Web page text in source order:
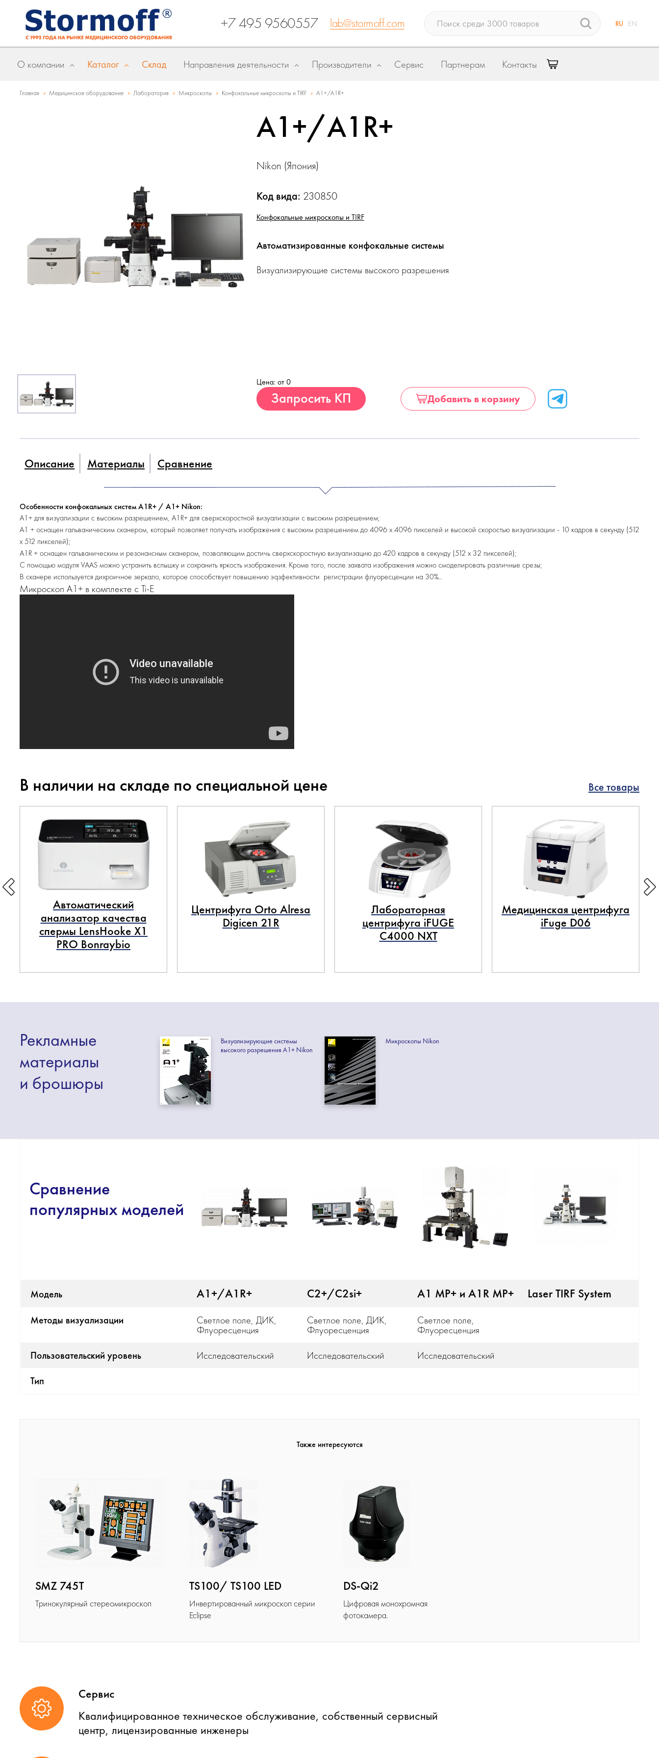
+7 495 9560557 lab@stormoff.com RU EN
О компании Каталог Склад Направления деятельности Производители Сервис Партнерам Контакты
Главная » Медицинское оборудование » Лаборатория » Микроскопы » Конфокальные микроскопы и TIRF » A1+/A1R+
A1+/A1R+
Nikon (Япония)
Код вида: 230850
Конфокальные микроскопы и TIRF
Автоматизированные конфокальные системы
Визуализирующие системы высокого разрешения
Цена: от 0
Запросить КП Добавить в корзину
Описание Материалы Сравнение
Особенности конфокальных систем A1R+ / A1+ Nikon:
A1+ для визуализации с высоким разрешением, A1R+ для сверхскоростной визуализации с высоким разрешением;
A1 + оснащен гальваническим сканером, который позволяет получать изображения с высоким разрешением до 4096 х 4096 пикселей и высокой скоростью визуализации - 10 кадров в секунду (512
х 512 пикселей);
A1R + оснащен гальваническим и резонансным сканером, позволяющим достичь сверхскоростную визуализацию до 420 кадров в секунду (512 х 32 пикселей);
С помощью модуля VAAS можно устранить вспышку и сохранить яркость изображения. Кроме того, после захвата изображения можно смоделировать различные срезы;
В сканере используется дихроичное зеркало, которое способствует повышению эqзфективности регистрации флуоресценции на 30%..
Микроскоп A1+ в комплекте с Ti-Е
В наличии на складе по специальной цене Все товары
Автоматический
анализатор качества
спермы LensHooke X1
PRO Bonraybio
Центрифуга Orto Alresa
Digicen 21R
Лабораторная
центрифуга iFUGE
C4000 NXT
Медицинская центрифуга
iFuge D06
Рекламные
материалы
и брошюры
Визуализирующие системы
высокого разрешения A1+ Nikon
Микроскопы Nikon
Сравнение
популярных моделей
Модель A1+/A1R+ С2+/С2si+ A1 MP+ и A1R MP+ Laser TIRF System
Методы визуализации Светлое поле, ДИК,
Флуоресценция
Светлое поле, ДИК,
Флуоресценция
Светлое поле,
Флуоресценция
Пользовательский уровень
Исследовательский Исследовательский
Исследовательский
Тип
Также интересуются
SMZ 745T
Тринокулярный стереомикроскоп
TS100/ TS100 LED
Инвертированный микроскоп серии
Eclipse
DS-Qi2
Цифровая монохромная
фотокамера.
Сервис
Квалифицированное техническое обслуживание, собственный сервисный
центр, лицензированные инженеры